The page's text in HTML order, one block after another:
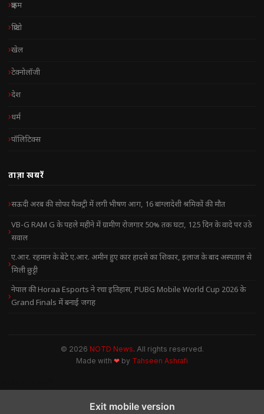
क्राइम
क्रिप्टो
खेल
टेक्नोलॉजी
देश
धर्म
पॉलिटिक्स
ताज़ा खबरें
सऊदी अरब की सोफा फैक्ट्री में लगी भीषण आग, 16 बांग्लादेशी श्रमिकों की मौत
VB-G RAM G के पहले महीने में ग्रामीण रोजगार 50% तक घटा, 125 दिन के वादे पर उठे
सवाल
ए.आर. रहमान के बेटे ए.आर. अमीन हुए कार हादसे का शिकार, इलाज के बाद अस्पताल से
मिली छुट्टी
नेपाल की Horaa Esports ने रचा इतिहास, PUBG Mobile World Cup 2026 के
Grand Finals में बनाई जगह
© 2026 NOTD News. All rights reserved.
Made with ❤ by Tahseen Ashrafi
Exit mobile version